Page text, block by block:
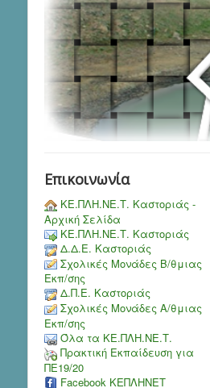
Επικοινωνία
ΚΕ.ΠΛΗ.ΝΕ.Τ. Καστοριάς -
Αρχική Σελίδα
ΚΕ.ΠΛΗ.ΝΕ.Τ. Καστοριάς
Δ.Δ.Ε. Καστοριάς
Σχολικές Μονάδες Β/θμιας
Εκπ/σης
Δ.Π.Ε. Καστοριάς
Σχολικές Μονάδες Α/θμιας
Εκπ/σης
Όλα τα ΚΕ.ΠΛΗ.ΝΕ.Τ.
Πρακτική Εκπαίδευση για
ΠΕ19/20
Facebook ΚΕΠΛΗΝΕΤ